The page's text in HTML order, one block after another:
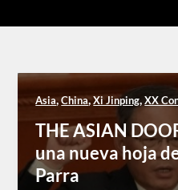
Asia,China,Xi Jinping,XX
THE ASIAN
una nueva hoja
Parra